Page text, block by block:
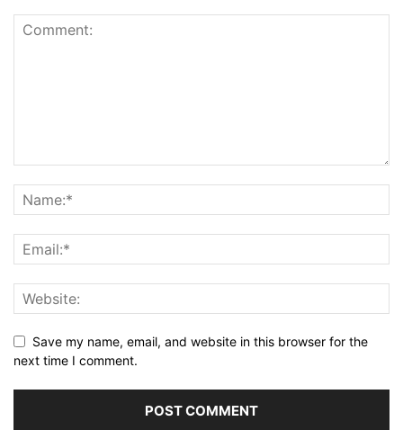
Save my name, email, and website in this browser for the
next time I comment.